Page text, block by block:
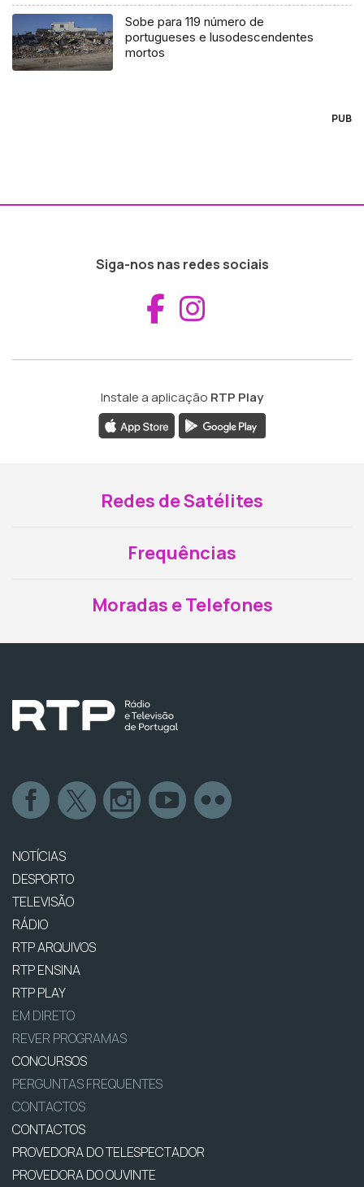
Sobe para 119 número de
portugueses e lusodescendentes
mortos
PUB
Siga-nos nas redes sociais
Aceder ao
Instale a aplicação RTP Play
Redes de Satélites
Frequências
Moradas e Telefones
NOTÍCIAS
DESPORTO
TELEVISÃO
RÁDIO
RTP ARQUIVOS
RTP ENSINA
RTP PLAY
EM DIRETO
REVER PROGRAMAS
CONCURSOS
PERGUNTAS FREQUENTES
CONTACTOS
CONTACTOS
PROVEDORA DO TELESPECTADOR
PROVEDORA DO OUVINTE